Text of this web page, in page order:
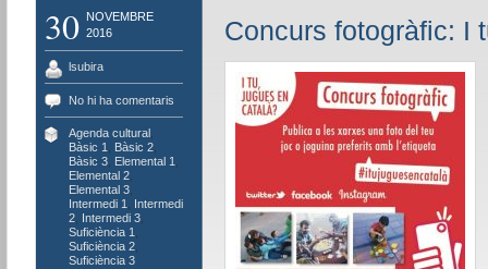
30
NOVEMBRE
2016
lsubira
No hi ha comentaris
Agenda cultural,
Bàsic 1
Bàsic 2,
Bàsic 3, Elemental 1
Elemental 2,
Elemental 3,
Intermedi 1
Intermedi
2, Intermedi 3,
Suficiència 1
Suficiència 2,
Suficiència 3
Concurs fotogràfic: I